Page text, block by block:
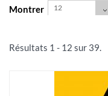
Montrer 12
Résultats 1 - 12 sur 39.